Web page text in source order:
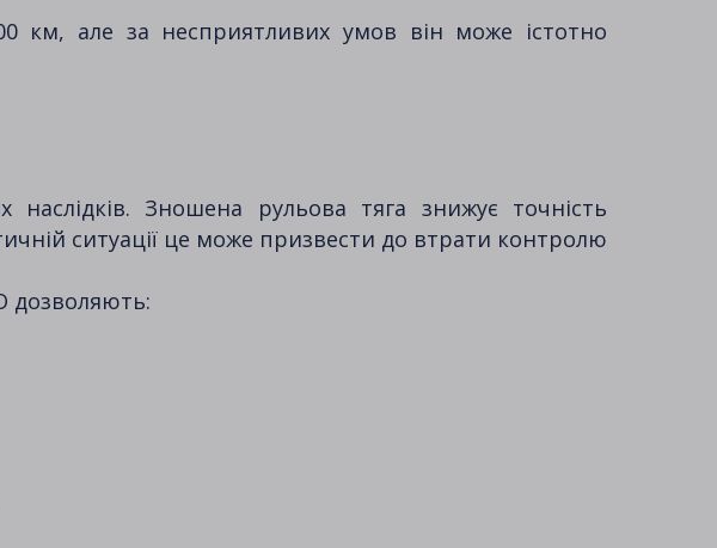
км, але за несприятливих умов він може істотно
Зношена рульова тяга знижує точність
ситуації це може призвести до втрати контролю
дозволяють: